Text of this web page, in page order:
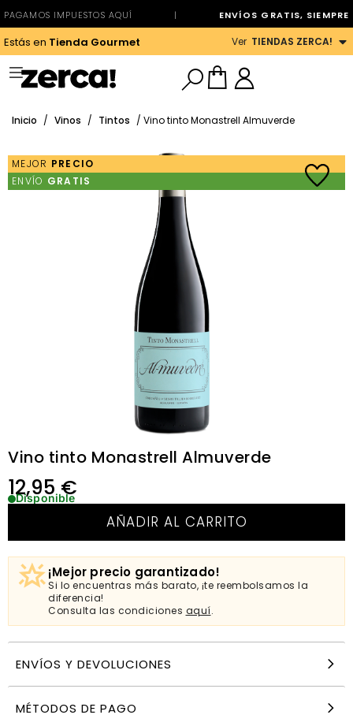
PAGAMOS IMPUESTOS AQUÍ | ENVÍOS GRATIS, SIEMPRE
Estás en Tienda Gourmet Ver TIENDAS ZERCA!
Inicio / Vinos / Tintos / Vino tinto Monastrell Almuverde
MEJOR PRECIO
ENVÍO GRATIS
Vino tinto Monastrell Almuverde
12,95€
Disponible
AÑADIR AL CARRITO
¡Mejor precio garantizado!
Si lo encuentras más barato, ¡te reembolsamos la
diferencia!
Consulta las condiciones aquí.
ENVÍOS Y DEVOLUCIONES
MÉTODOS DE PAGO